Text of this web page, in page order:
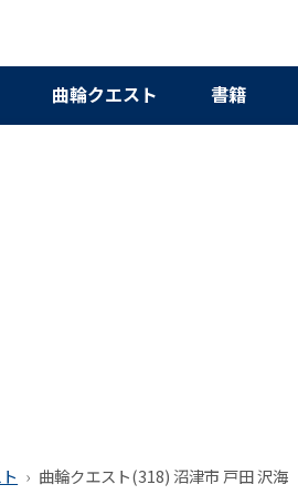
曲輪クエスト 書籍
曲輪クエスト(318) 沼津市 戸田 沢海